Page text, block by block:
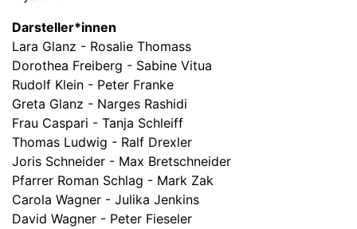
Darsteller*innen
Lara Glanz - Rosalie Thomass
Dorothea Freiberg - Sabine Vitua
Rudolf Klein - Peter Franke
Greta Glanz - Narges Rashidi
Frau Caspari - Tanja Schleiff
Thomas Ludwig - Ralf Drexler
Joris Schneider - Max Bretschneider
Pfarrer Roman Schlag - Mark Zak
Carola Wagner - Julika Jenkins
David Wagner - Peter Fieseler